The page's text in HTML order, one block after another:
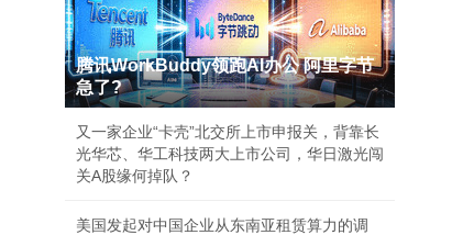
腾讯WorkBuddy领跑AI办公 阿里字节
急了?
又一家企业“卡壳”北交所上市申报关，背靠长
光华芯、华工科技两大上市公司，华日激光闯
关A股缘何掉队？
美国发起对中国企业从东南亚租赁算力的调